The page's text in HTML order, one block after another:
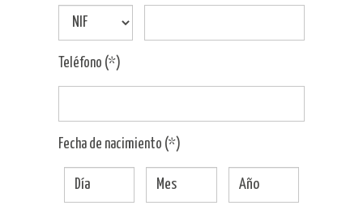
Teléfono (*)
Fecha de nacimiento (*)